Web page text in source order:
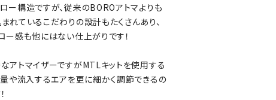
ー構造ですが、従来のBOROアトマよりも
れているこだわりの設計もたくさんあり、
ー感も他にはない仕上がりです！
アトマイザーですがMTLキットを使用する
量や流入するエアを更に細かく調節できるの